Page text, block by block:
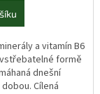
a vitamín B6
formě
dnešní
Cílená